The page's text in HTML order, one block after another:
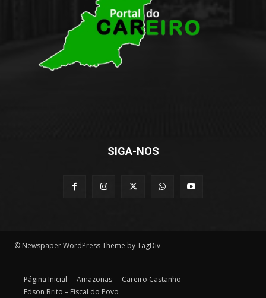
SIGA-NOS
© Newspaper WordPress Theme by TagDiv
Página Inicial Amazonas
Careiro Castanho
Edson Brito – Fiscal do Povo